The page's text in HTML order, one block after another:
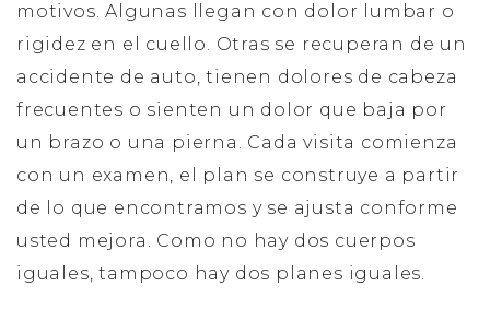
motivos. Algunas llegan con dolor lumbar o
rigidez en el cuello. Otras se recuperan de un
accidente de auto, tienen dolores de cabeza
frecuentes o sienten un dolor que baja por
un brazo o una pierna. Cada visita comienza
con un examen, el plan se construye a partir
de lo que encontramos y se ajusta conforme
usted mejora. Como no hay dos cuerpos
iguales, tampoco hay dos planes iguales.